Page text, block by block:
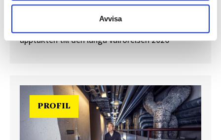
Avvisa
centrala arbetsredskap för politikreportrar.
Journalisten tog rygg på TT Nyhetsbyråns Maria
upptakten till den långa valrörelsen 2026
PROFIL